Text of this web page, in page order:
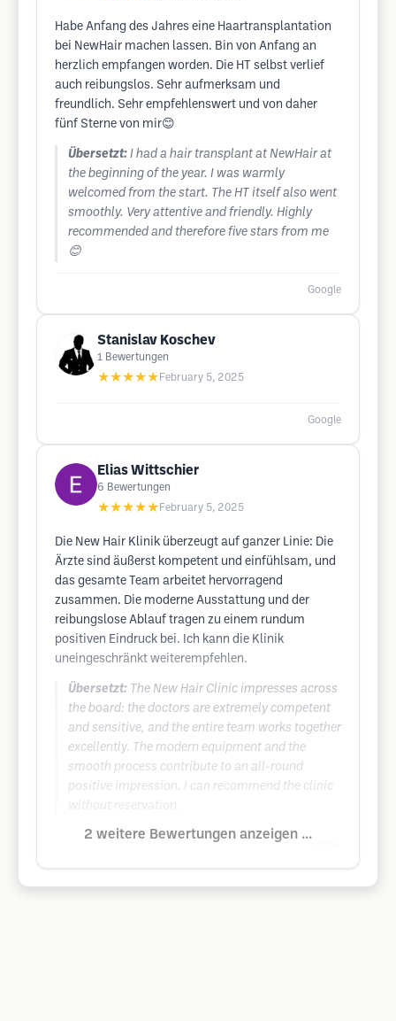
Habe Anfang des Jahres eine Haartransplantation
bei NewHair machen lassen. Bin von Anfang an
herzlich empfangen worden. Die HT selbst verlief
auch reibungslos. Sehr aufmerksam und
freundlich. Sehr empfehlenswert und von daher
fünf Sterne von mir😊
Übersetzt: I had a hair transplant at NewHair at
the beginning of the year. I was warmly
welcomed from the start. The HT itself also went
smoothly. Very attentive and friendly. Highly
recommended and therefore five stars from me
😊
Google
Stanislav Koschev
1 Bewertungen
★★★★★ February 5, 2025
Google
Elias Wittschier
6 Bewertungen
★★★★★ February 5, 2025
Die New Hair Klinik überzeugt auf ganzer Linie: Die
Ärzte sind äußerst kompetent und einfühlsam, und
das gesamte Team arbeitet hervorragend
zusammen. Die moderne Ausstattung und der
reibungslose Ablauf tragen zu einem rundum
positiven Eindruck bei. Ich kann die Klinik
uneingeschränkt weiterempfehlen.
Übersetzt: The New Hair Clinic impresses across
the board: the doctors are extremely competent
and sensitive, and the entire team works together
excellently. The modern equipment and the
smooth process contribute to an all-round
positive impression. I can recommend the clinic
without reservation.
2 weitere Bewertungen anzeigen ...